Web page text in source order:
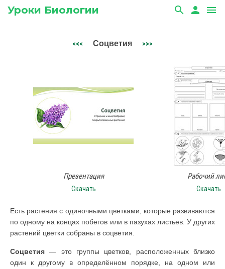
Уроки Биологии search person menu
<<< Соцветия >>>
Презентация Рабочий
Скачать Скачать
Есть растения с одиночными цветками, которые развиваются
по одному на концах побегов или в пазухах листьев. У других
растений цветки собраны в соцветия.
Соцветия — это группы цветков, расположенных близко
один к другому в определённом порядке, на одном или